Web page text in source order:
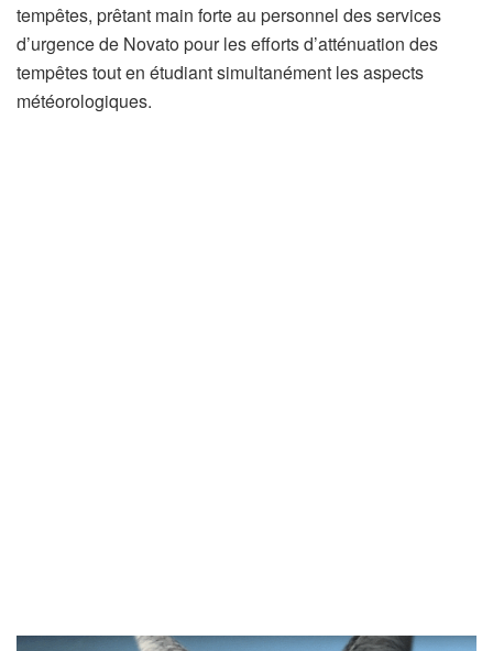
tempêtes, prêtant main forte au personnel des services
d’urgence de Novato pour les efforts d’atténuation des
tempêtes tout en étudiant simultanément les aspects
météorologiques.